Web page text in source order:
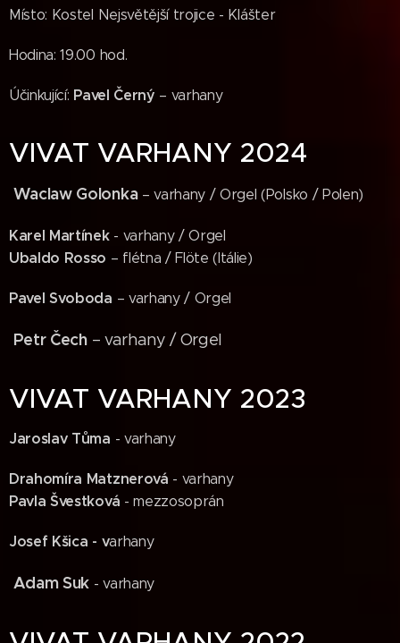
Místo: Kostel Nejsvětější trojice - Klášter
Hodina: 19.00 hod.
Účinkující: Pavel Černý – varhany
VIVAT VARHANY 2024
Waclaw Golonka – varhany / Orgel (Polsko / Polen)
Karel Martínek - varhany / Orgel
Ubaldo Rosso – flétna / Flöte (Itálie)
Pavel Svoboda – varhany / Orgel
Petr Čech – varhany / Orgel
VIVAT VARHANY 2023
Jaroslav Tůma - varhany
Drahomíra Matznerová - varhany
Pavla Švestková - mezzosoprán
Josef Kšica - varhany
Adam Suk - varhany